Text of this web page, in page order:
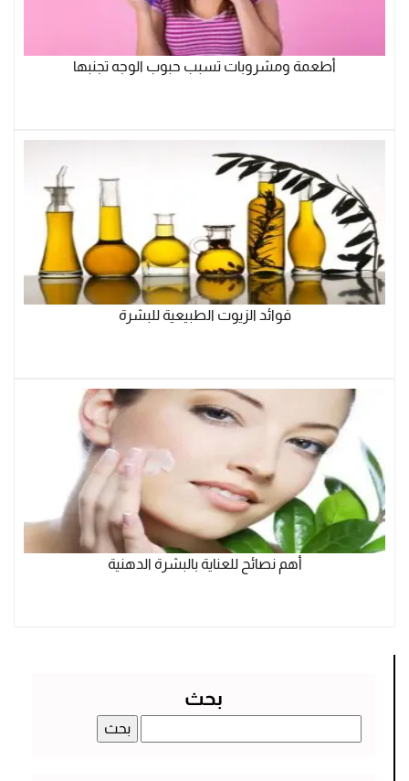
أطعمة ومشروبات تسبب حبوب الوجه تجنبها
فوائد الزيوت الطبيعية للبشرة
أهم نصائح للعناية بالبشرة الدهنية
بحث
عن: